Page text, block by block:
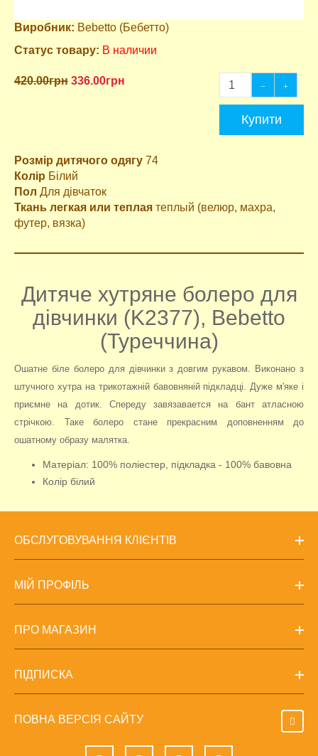
Виробник: Bebetto (Бебетто)
Статус товару: В наличии
420.00грн 336.00грн
Купити
Розмір дитячого одягу 74
Колір Білий
Пол Для дівчаток
Ткань легкая или теплая теплый (велюр, махра,
футер, вязка)
Дитяче хутряне болеро для
дівчинки (K2377), Bebetto
(Туреччина)
Ошатне біле болеро для дівчинки з довгим рукавом. Виконано з
штучного хутра на трикотажній бавовняній підкладці. Дуже м'яке і
приємне на дотик. Спереду завязавается на бант атласною
стрічкою. Таке болеро стане прекрасним доповненням до
ошатному образу малятка.
Матеріал: 100% поліестер, підкладка - 100% бавовна
Колір білий
ОБСЛУГОВУВАННЯ КЛІЄНТІВ
МІЙ ПРОФІЛЬ
ПРО МАГАЗИН
ПІДПИСКА
ПОВНА ВЕРСІЯ САЙТУ